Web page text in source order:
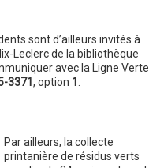
sont d’ailleurs invités à
Leclerc de la bibliothèque
avec la Ligne Verte
3371 , option 1
Par ailleurs, la collecte
printanière de résidus verts